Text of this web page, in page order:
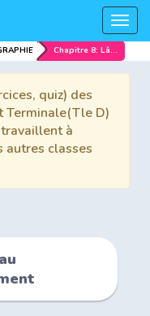
Chapitre 8: Lâ€™aide au dÃ©veloppement
quiz) des
Terminale(Tle D)
à
autres classes